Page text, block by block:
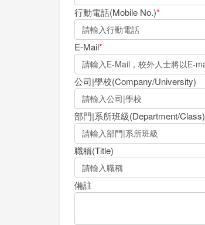
行動電話(Mobile No.)*
E-Mail*
公司|學校(Company/University)
部門|系所班級(Department/Class)
職稱(Title)
備註